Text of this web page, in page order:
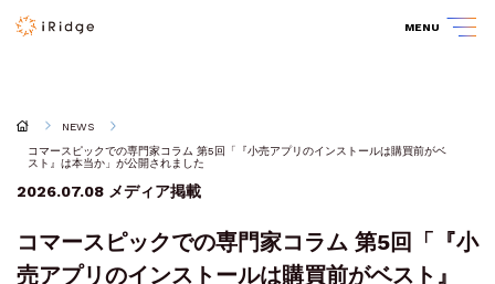
MENU
NEWS
コマースピックでの専門家コラム 第5回「『小売アプリのインストールは購買前がベ
スト』は本当か」が公開されました
2026.07.08 メディア掲載
コマースピックでの専門家コラム 第5回「『小
売アプリのインストールは購買前がベスト』